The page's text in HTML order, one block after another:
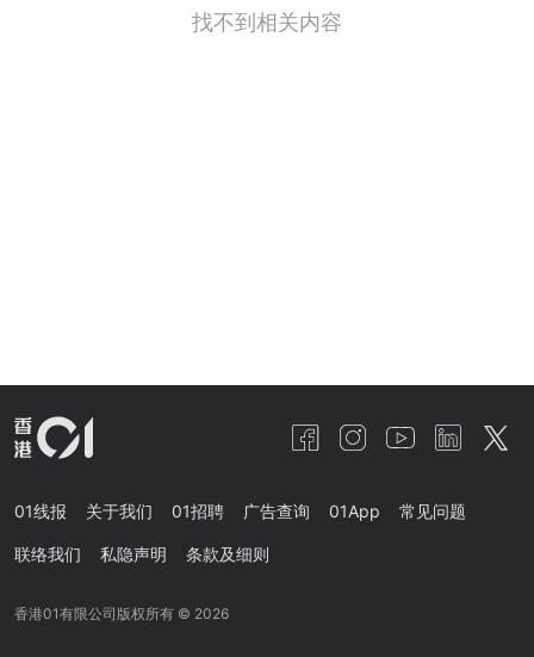
找不到相关内容
01线报 关于我们 01招聘 广告查询 01App 常见问题
联络我们 私隐声明 条款及细则
香港01有限公司版权所有 © 2026